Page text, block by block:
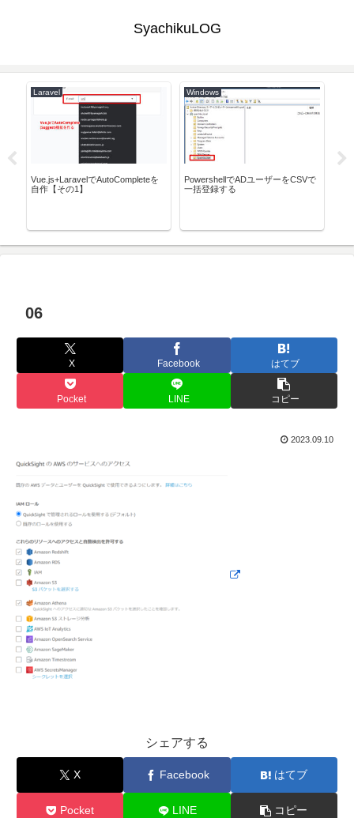
SyachikuLOG
Laravel
Vue.js+LaravelでAutoCompleteを
自作【その1】
Windows
PowershellでADユーザーをCSVで
一括登録する
06
X Facebook はてブ
Pocket LINE コピー
2023.09.10
シェアする
X Facebook はてブ
Pocket LINE コピー